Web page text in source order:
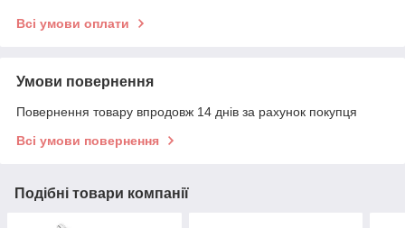
Всі умови оплати
Умови повернення
Повернення товару впродовж 14 днів за рахунок покупця
Всі умови повернення
Подібні товари компанії